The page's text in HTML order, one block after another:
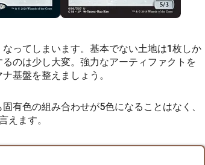
ってしまいます。基本でない土地は1枚しか
のは少し大変。強力なアーティファクトを
基盤を整えましょう。
有色の組み合わせが5色になることはなく、
えます。